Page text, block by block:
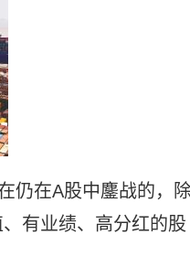
仍在A股中鏖战的，
有业绩、高分红的股